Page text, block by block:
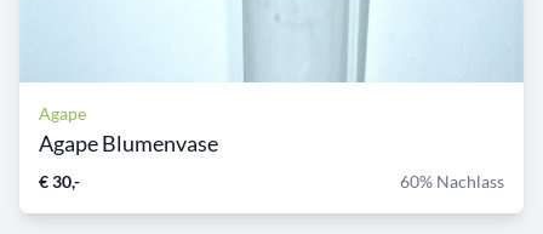
Agape
Agape Blumenvase
€ 30,- 60% Nachlass